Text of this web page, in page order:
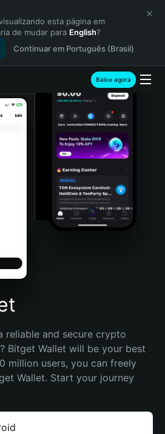
esta página em
de mudar para English?
Continuar em Português (Brasil)
Baixe agora
reliable and secure crypto
Bitget Wallet will be your best
million users, you can freely
Wallet. Start your journey